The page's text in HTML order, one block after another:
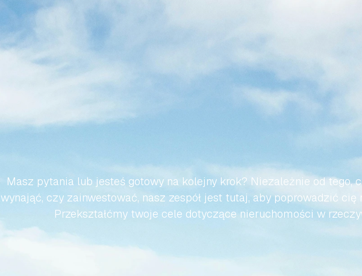
SPRAWMY, TWOJA PODRÓŻ
HISZPAŃSKIEJ
BEZWYSIŁKOWA
Masz pytania lub jesteś gotowy na kolejny krok? Niezależnie od tego,
wynająć, czy zainwestować, nasz zespół jest tutaj, aby poprowadzić cię
Przekształćmy twoje cele dotyczące nieruchomości w